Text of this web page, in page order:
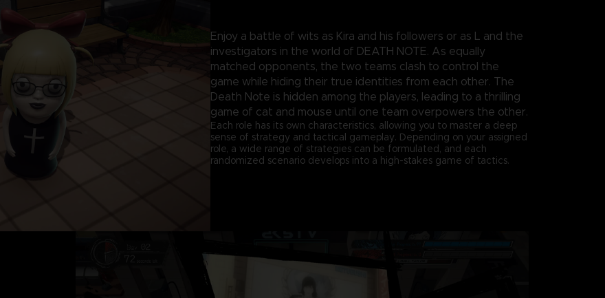
Enjoy a battle of wits as Kira and his followers or as L and the
investigators in the world of DEATH NOTE. As equally
matched opponents, the two teams clash to control the
game while hiding their true identities from each other. The
Death Note is hidden among the players, leading to a thrilling
game of cat and mouse until one team overpowers the other.
Each role has its own characteristics, allowing you to master a deep
sense of strategy and tactical gameplay. Depending on your assigned
role, a wide range of strategies can be formulated, and each
randomized scenario develops into a high-stakes game of tactics.